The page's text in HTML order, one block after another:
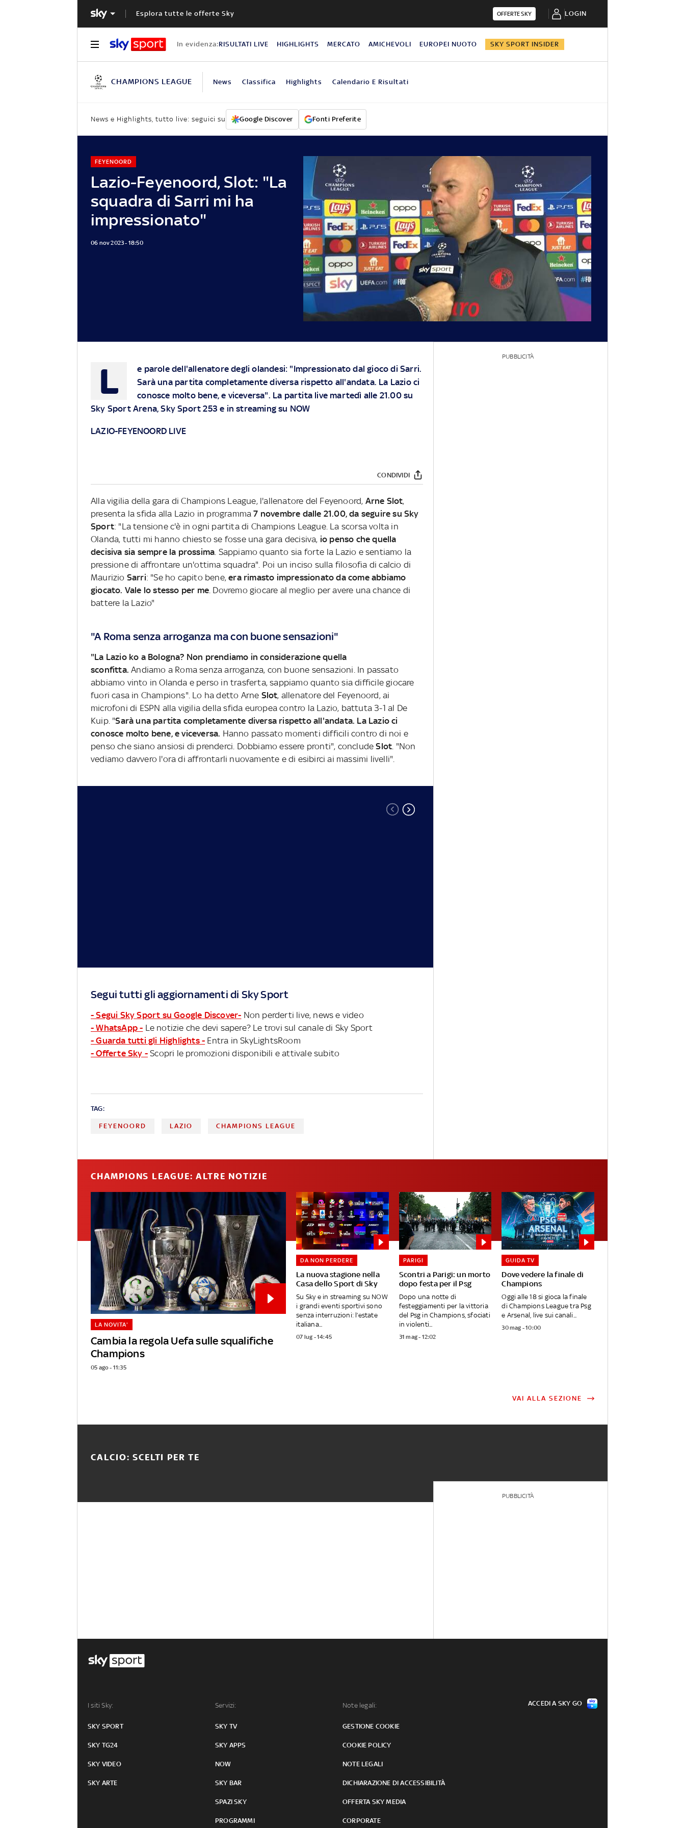
Esplora tutte le offerte Sky OFFERTE SKY LOGIN
In evidenza:RISULTATI LIVE HIGHLIGHTS MERCATO AMICHEVOLI EUROPEI NUOTO SKY SPORT INSIDER
CHAMPIONS LEAGUE News Classifica Highlights Calendario E Risultati
News e Highlights, tutto live: seguici su Google Discover Fonti Preferite
Lazio-Feyenoord, Slot: "La
squadra di Sarri mi ha
impressionato"
FEYENOORD
06 nov 2023 - 18:50
L
e parole dell'allenatore degli olandesi: "Impressionato dal gioco di Sarri.
Sarà una partita completamente diversa rispetto all'andata. La Lazio ci
conosce molto bene, e viceversa". La partita live martedì alle 21.00 su
Sky Sport Arena, Sky Sport 253 e in streaming su NOW
LAZIO-FEYENOORD LIVE
CONDIVIDI
Alla vigilia della gara di Champions League, l'allenatore del Feyenoord, Arne Slot,
presenta la sfida alla Lazio in programma7 novembre dalle 21.00, da seguire su Sky
Sport: "La tensione c'è in ogni partita di Champions League. La scorsa volta in
Olanda, tutti mi hanno chiesto se fosse una gara decisiva, io penso che quella
decisiva sia sempre la prossima. Sappiamo quanto sia forte la Lazio e sentiamo la
pressione di affrontare un'ottima squadra". Poi un inciso sulla filosofia di calcio di
Maurizio Sarri: "Se ho capito bene,era rimasto impressionato da come abbiamo
giocato. Vale lo stesso per me. Dovremo giocare al meglio per avere una chance di
battere la Lazio"
"A Roma senza arroganza ma con buone sensazioni"
"La Lazio ko a Bologna? Non prendiamo in considerazione quella
sconfitta. Andiamo a Roma senza arroganza, con buone sensazioni. In passato
abbiamo vinto in Olanda e perso in trasferta, sappiamo quanto sia difficile giocare
fuori casa in Champions". Lo ha detto Arne Slot, allenatore del Feyenoord, ai
microfoni di ESPN alla vigilia della sfida europea contro la Lazio, battuta 3-1 al De
Kuip. "Sarà una partita completamente diversa rispetto all'andata. La Lazio ci
conosce molto bene, e viceversa. Hanno passato momenti difficili contro di noi e
penso che siano ansiosi di prenderci. Dobbiamo essere pronti", concludeSlot. "Non
vediamo davvero l'ora di affrontarli nuovamente e di esibirci ai massimi livelli".
Segui tutti gli aggiornamenti di Sky Sport
- Segui Sky Sport su Google Discover- Non perderti live, news e video
- WhatsApp - Le notizie che devi sapere? Le trovi sul canale di Sky Sport
- Guarda tutti gli Highlights - Entra in SkyLightsRoom
- Offerte Sky - Scopri le promozioni disponibili e attivale subito
TAG:
FEYENOORD LAZIO CHAMPIONS LEAGUE
PUBBLICITÀ
CHAMPIONS LEAGUE: ALTRE NOTIZIE
Cambia la regola Uefa sulle squalifiche
Champions
LA NOVITA'
05 ago - 11:35
La nuova stagione nella
Casa dello Sport di Sky
DA NON PERDERE
Su Sky e in streaming su NOW
i grandi eventi sportivi sono
senza interruzioni: l’estate
italiana...
07 lug - 14:45
Scontri a Parigi: un morto
dopo festa per il Psg
PARIGI
Dopo una notte di
festeggiamenti per la vittoria
del Psg in Champions, sfociati
in violenti...
31 mag - 12:02
Dove vedere la finale di
Champions
GUIDA TV
Oggi alle 18 si gioca la finale
di Champions League tra Psg
e Arsenal, live sui canali...
30 mag - 10:00
VAI ALLA SEZIONE
CALCIO: SCELTI PER TE
PUBBLICITÀ
I siti Sky:
SKY SPORT
SKY TG24
SKY VIDEO
SKY ARTE
Servizi:
SKY TV
SKY APPS
NOW
SKY BAR
SPAZI SKY
PROGRAMMI
Note legali:
GESTIONE COOKIE
COOKIE POLICY
NOTE LEGALI
DICHIARAZIONE DI ACCESSIBILITÀ
OFFERTA SKY MEDIA
CORPORATE
ACCEDI A SKY GO